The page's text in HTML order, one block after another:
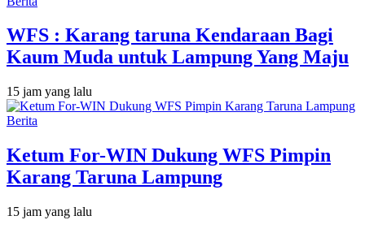
WFS : Karang taruna Kendaraan Bagi
Kaum Muda untuk Lampung Yang Maju
15 jam yang lalu
Berita
Ketum For-WIN Dukung WFS Pimpin
Karang Taruna Lampung
15 jam yang lalu